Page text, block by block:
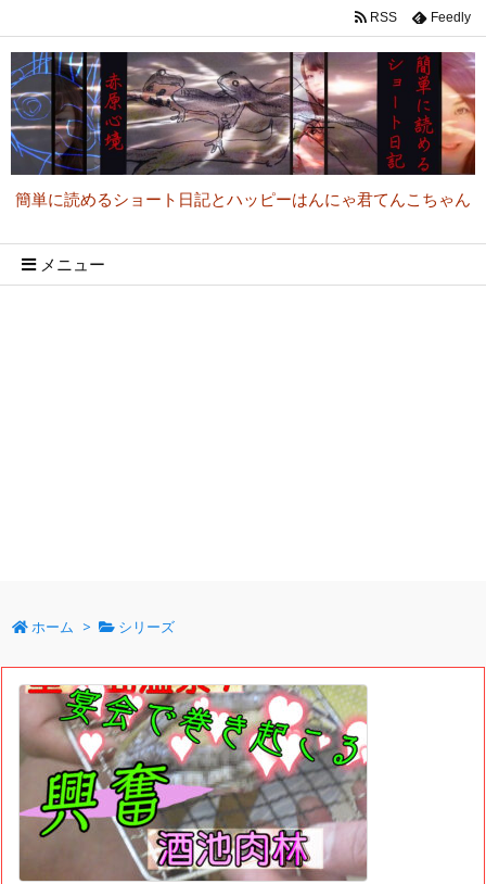
簡単に読めるショート日記とハッピーはんにゃ君てんこちゃん
メニュー
RSS Feedly
ホーム > シリーズ